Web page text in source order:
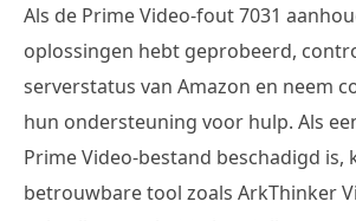
Als de Prime Video-fout 7031
oplossingen hebt geprobeerd,
serverstatus van Amazon en neem
hun ondersteuning voor hulp. Als
Prime Video-bestand beschadigd is,
betrouwbare tool zoals ArkThinker